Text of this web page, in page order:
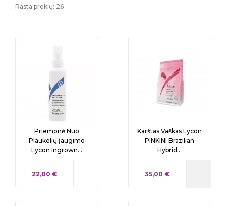
Rasta prekių: 26
Priemonė Nuo
Plaukelių Įaugimo
Lycon Ingrown...
KAINA
22,00 €
Karštas Vaškas Lycon
PINKINI Brazilian
Hybrid...
KAINA
35,00 €